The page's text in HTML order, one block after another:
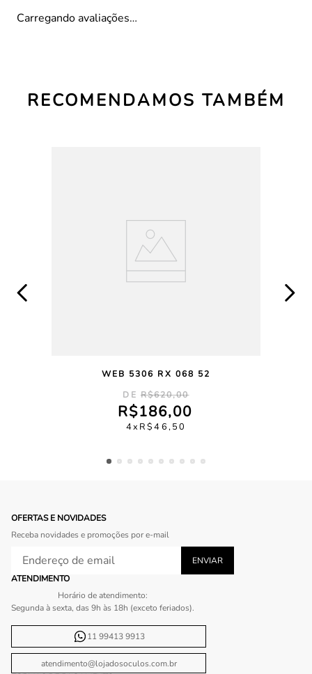
Carregando avaliações…
RECOMENDAMOS TAMBÉM
WEB 5306 RX 068 52
R$620,00
R$186,00
4 R$46,50
OFERTAS E NOVIDADES
Receba novidades e promoções por e-mail
ATENDIMENTO
Horário de atendimento:
Segunda à sexta, das 9h às 18h (exceto feriados).
11 99413 9913
atendimento@lojadosoculos.com.br